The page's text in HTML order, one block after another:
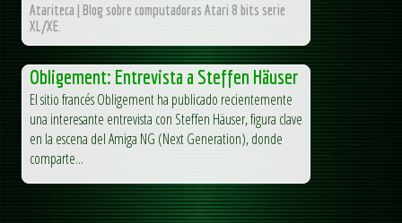
Atariteca | Blog sobre computadoras Atari 8 bits serie
XL/XE.
Obligement: Entrevista a Steffen Häuser
El sitio francés Obligement ha publicado recientemente
una interesante entrevista con Steffen Häuser, figura clave
en la escena del Amiga NG (Next Generation), donde
comparte...